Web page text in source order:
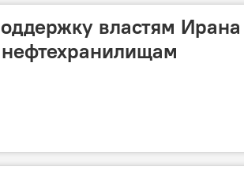
властям Ирана